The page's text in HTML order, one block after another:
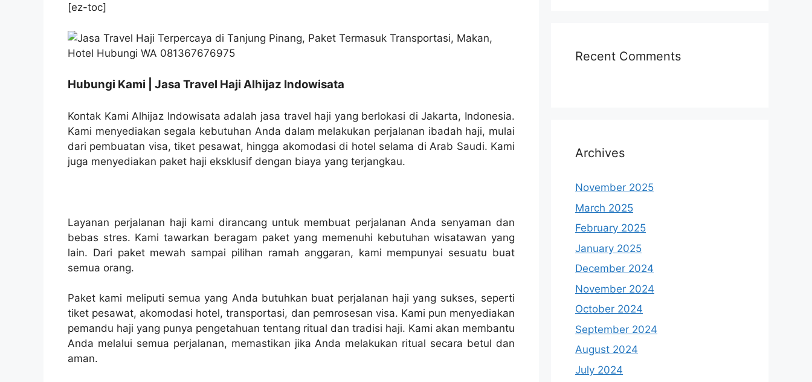
[ez-toc]
Hubungi Kami | Jasa Travel Haji Alhijaz Indowisata
Kontak Kami Alhijaz Indowisata adalah jasa travel haji yang berlokasi di Jakarta, Indonesia.
Kami menyediakan segala kebutuhan Anda dalam melakukan perjalanan ibadah haji, mulai
dari pembuatan visa, tiket pesawat, hingga akomodasi di hotel selama di Arab Saudi. Kami
juga menyediakan paket haji eksklusif dengan biaya yang terjangkau.
Layanan perjalanan haji kami dirancang untuk membuat perjalanan Anda senyaman dan
bebas stres. Kami tawarkan beragam paket yang memenuhi kebutuhan wisatawan yang
lain. Dari paket mewah sampai pilihan ramah anggaran, kami mempunyai sesuatu buat
semua orang.
Paket kami meliputi semua yang Anda butuhkan buat perjalanan haji yang sukses, seperti
tiket pesawat, akomodasi hotel, transportasi, dan pemrosesan visa. Kami pun menyediakan
pemandu haji yang punya pengetahuan tentang ritual dan tradisi haji. Kami akan membantu
Anda melalui semua perjalanan, memastikan jika Anda melakukan ritual secara betul dan
aman.
Recent Comments
Archives
November 2025
March 2025
February 2025
January 2025
December 2024
November 2024
October 2024
September 2024
August 2024
July 2024